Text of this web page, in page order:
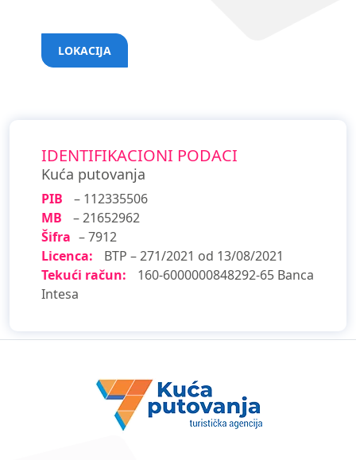
LOKACIJA
IDENTIFIKACIONI PODACI
Kuća putovanja
PIB
– 112335506
MB
– 21652962
Šifra – 7912
Licenca:
BTP – 271/2021 od 13/08/2021
Tekući račun:
160-6000000848292-65 Banca
Intesa